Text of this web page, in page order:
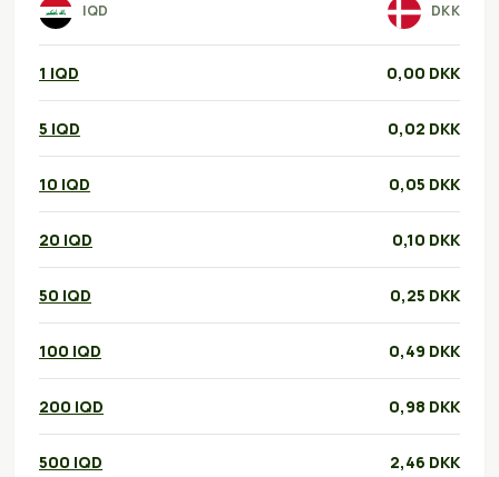
IQD DKK
1 IQD 0,00 DKK
5 IQD 0,02 DKK
10 IQD 0,05 DKK
20 IQD 0,10 DKK
50 IQD 0,25 DKK
100 IQD 0,49 DKK
200 IQD 0,98 DKK
500 IQD 2,46 DKK